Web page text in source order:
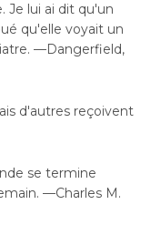
Je lui ai dit qu'un
qu'elle voyait un
—Dangerfield,
d'autres reçoivent
se termine
—Charles M.